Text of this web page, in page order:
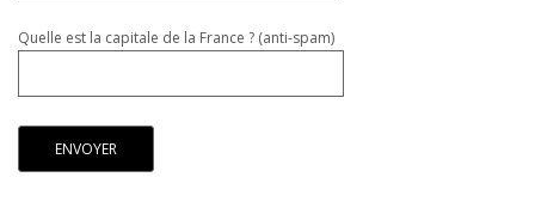
Quelle est la capitale de la France ? (anti-spam)